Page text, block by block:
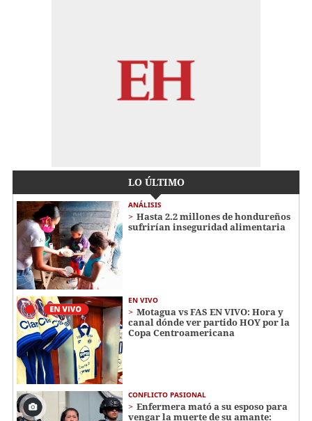
LO ÚLTIMO
ANÁLISIS
Hasta 2.2 millones de hondureños
sufrirían inseguridad alimentaria
EN VIVO
Motagua vs FAS EN VIVO: Hora y
canal dónde ver partido HOY por la
Copa Centroamericana
CONFLICTO PASIONAL
Enfermera mató a su esposo para
vengar la muerte de su amante: